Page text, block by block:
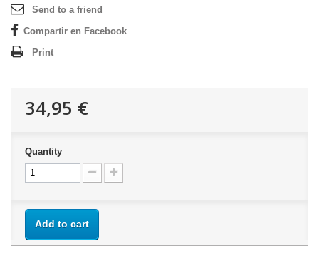
Send to a friend
Compartir en Facebook
Print
34,95 €
Quantity
Add to cart